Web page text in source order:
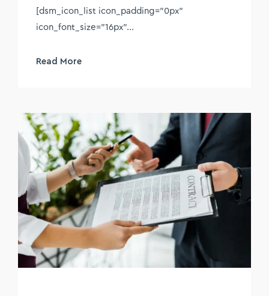
[dsm_icon_list icon_padding="0px"
icon_font_size="16px"...
Read More